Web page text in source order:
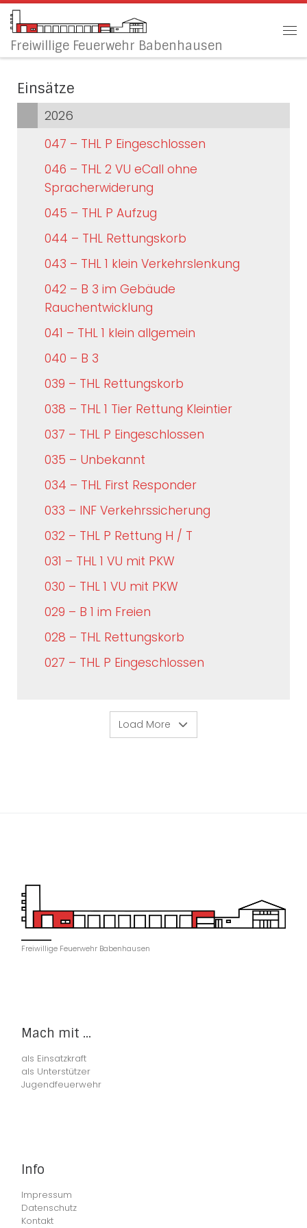
Zum Inhalt springen
Freiwillige Feuerwehr Babenhausen
Einsätze
2026
047 – THL P Eingeschlossen
046 – THL 2 VU eCall ohne
Spracherwiderung
045 – THL P Aufzug
044 – THL Rettungskorb
043 – THL 1 klein Verkehrslenkung
042 – B 3 im Gebäude
Rauchentwicklung
041 – THL 1 klein allgemein
040 – B 3
039 – THL Rettungskorb
038 – THL 1 Tier Rettung Kleintier
037 – THL P Eingeschlossen
035 – Unbekannt
034 – THL First Responder
033 – INF Verkehrssicherung
032 – THL P Rettung H / T
031 – THL 1 VU mit PKW
030 – THL 1 VU mit PKW
029 – B 1 im Freien
028 – THL Rettungskorb
027 – THL P Eingeschlossen
Load More
Freiwillige Feuerwehr Babenhausen
Mach mit ...
als Einsatzkraft
als Unterstützer
Jugendfeuerwehr
Info
Impressum
Datenschutz
Kontakt